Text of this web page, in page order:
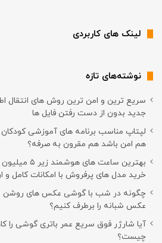
لینک های کاربردی
نوشته‌های تازه
سریع ترین و امن ترین روش های انتقال
جدید بدون از دست رفتن فایل ها
لپتاپ مناسب برنامه های آموزشی کودکان
هم امن باشد هم مقرون به صرفه؟
بهترین ساعت
خرید مدل های پرفروش با امکانات کامل و
چگونه در شب با گوشی عکس های روشن
عکس شبانه را برطرف کنیم؟
آیا شارژر فوق سریع عمر باتری گوشی را
چیست؟